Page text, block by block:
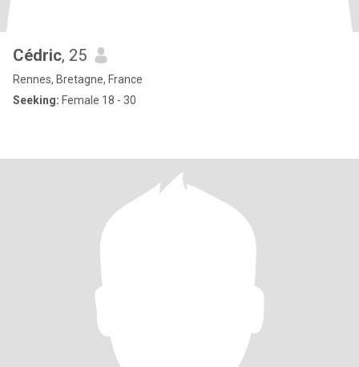
Cédric, 25
Rennes, Bretagne, France
Seeking: Female 18 - 30